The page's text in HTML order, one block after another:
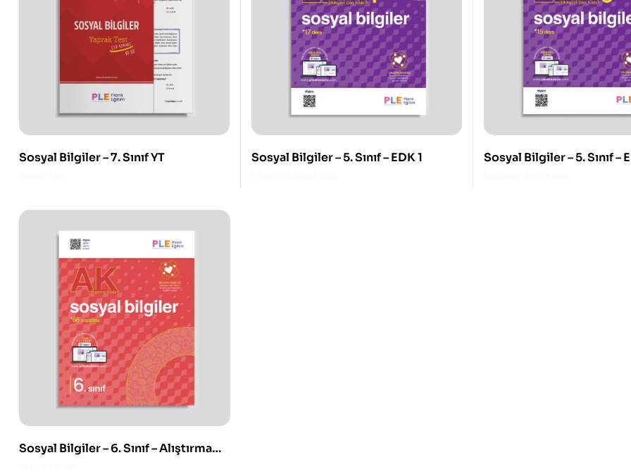
Sosyal Bilgiler – 7. Sınıf YT Sosyal Bilgiler – 5. Sınıf – EDK 1 Sosyal Bilgiler – 5. Sınıf –
Sosyal Bilgiler – 6. Sınıf – Alıştırma